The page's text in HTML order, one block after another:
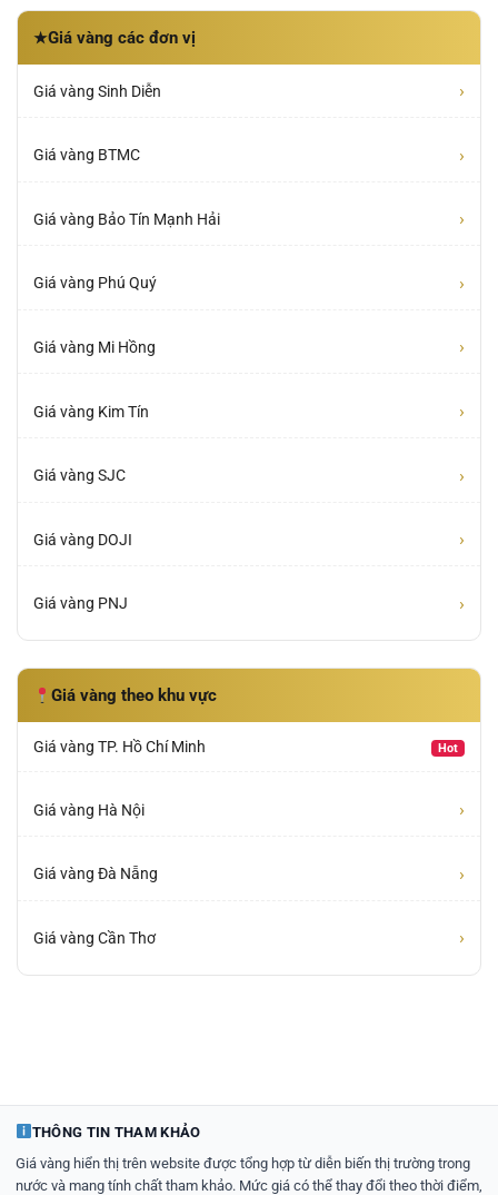
★Giá vàng các đơn vị
Giá vàng Sinh Diễn ›
Giá vàng BTMC ›
Giá vàng Bảo Tín Mạnh Hải ›
Giá vàng Phú Quý ›
Giá vàng Mi Hồng ›
Giá vàng Kim Tín ›
Giá vàng SJC ›
Giá vàng DOJI ›
Giá vàng PNJ ›
Giá vàng theo khu vực
Giá vàng TP. Hồ Chí Minh Hot
Giá vàng Hà Nội ›
Giá vàng Đà Nẵng ›
Giá vàng Cần Thơ ›
THÔNG TIN THAM KHẢO
Giá vàng hiển thị trên website được tổng hợp từ diễn biến thị trường trong
nước và mang tính chất tham khảo. Mức giá có thể thay đổi theo thời điểm,